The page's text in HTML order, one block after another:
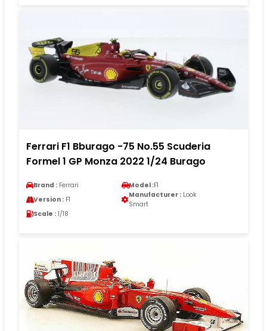
Ferrari F1 Bburago -75 No.55 Scuderia
Formel 1 GP Monza 2022 1/24 Burago
Brand : Ferrari Model :F1
Version : F1
Manufacturer : Look
Smart
Scale : 1/18